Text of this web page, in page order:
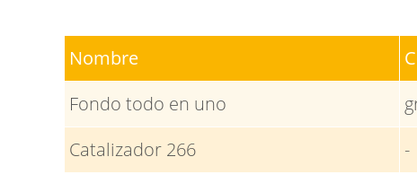
Nombre
Fondo todo en uno
Catalizador 266
-